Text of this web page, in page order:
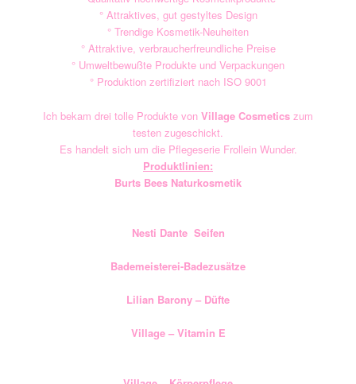
° Attraktives, gut gestyltes Design
° Trendige Kosmetik-Neuheiten
° Attraktive, verbraucherfreundliche Preise
° Umweltbewußte Produkte und Verpackungen
° Produktion zertifiziert nach ISO 9001
Ich bekam drei tolle Produkte von Village Cosmetics zum
testen zugeschickt.
Es handelt sich um die Pflegeserie Frollein Wunder.
Produktlinien:
Burts Bees Naturkosmetik
Nesti Dante Seifen
Bademeisterei-Badezusätze
Lilian Barony – Düfte
Village – Vitamin E